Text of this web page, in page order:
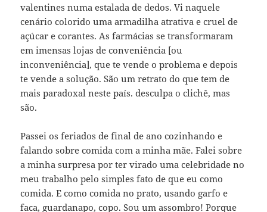
valentines numa estalada de dedos. Vi naquele
cenário colorido uma armadilha atrativa e cruel de
açúcar e corantes. As farmácias se transformaram
em imensas lojas de conveniência [ou
inconveniência], que te vende o problema e depois
te vende a solução. São um retrato do que tem de
mais paradoxal neste país. desculpa o clichê, mas
são.
Passei os feriados de final de ano cozinhando e
falando sobre comida com a minha mãe. Falei sobre
a minha surpresa por ter virado uma celebridade no
meu trabalho pelo simples fato de que eu como
comida. E como comida no prato, usando garfo e
faca, guardanapo, copo. Sou um assombro! Porque